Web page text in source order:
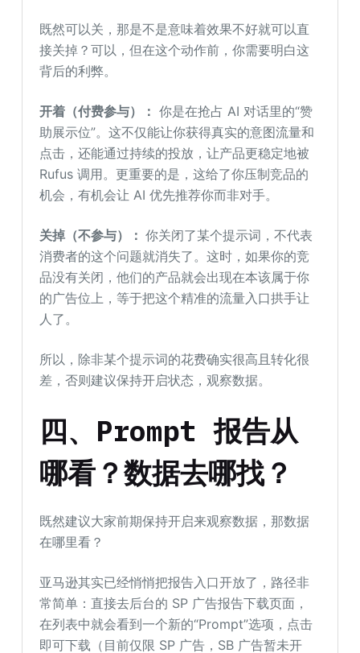
既然可以关，那是不是意味着效果不好就可以直
接关掉？可以，但在这个动作前，你需要明白这
背后的利弊。
开着（付费参与）： 你是在抢占 AI 对话里的“赞
助展示位”。这不仅能让你获得真实的意图流量和
点击，还能通过持续的投放，让产品更稳定地被
Rufus 调用。更重要的是，这给了你压制竞品的
机会，有机会让 AI 优先推荐你而非对手。
关掉（不参与）：你关闭了某个提示词，不代表
消费者的这个问题就消失了。这时，如果你的竞
品没有关闭，他们的产品就会出现在本该属于你
的广告位上，等于把这个精准的流量入口拱手让
人了。
所以，除非某个提示词的花费确实很高且转化很
差，否则建议保持开启状态，观察数据。
四、 Prompt 报告从
哪看？数据去哪找？
既然建议大家前期保持开启来观察数据，那数据
在哪里看？
亚马逊其实已经悄悄把报告入口开放了，路径非
常简单：直接去后台的 SP 广告报告下载页面，
在列表中就会看到一个新的“Prompt”选项，点击
即可下载（目前仅限 SP 广告，SB 广告暂未开